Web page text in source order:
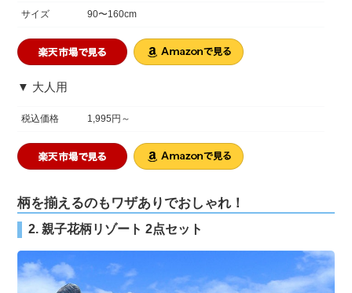
サイズ 90〜160cm
▼ 大人用
税込価格 1,995円～
柄を揃えるのもワザありでおしゃれ！
2. 親子花柄リゾート 2点セット